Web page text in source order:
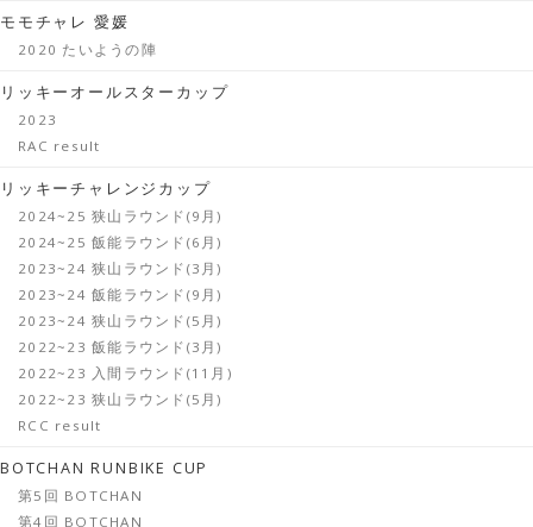
モモチャレ 愛媛
2020 たいようの陣
リッキーオールスターカップ
2023
RAC result
リッキーチャレンジカップ
2024~25 狭山ラウンド(9月)
2024~25 飯能ラウンド(6月)
2023~24 狭山ラウンド(3月)
2023~24 飯能ラウンド(9月)
2023~24 狭山ラウンド(5月)
2022~23 飯能ラウンド(3月)
2022~23 入間ラウンド(11月)
2022~23 狭山ラウンド(5月)
RCC result
BOTCHAN RUNBIKE CUP
第5回 BOTCHAN
第4回 BOTCHAN